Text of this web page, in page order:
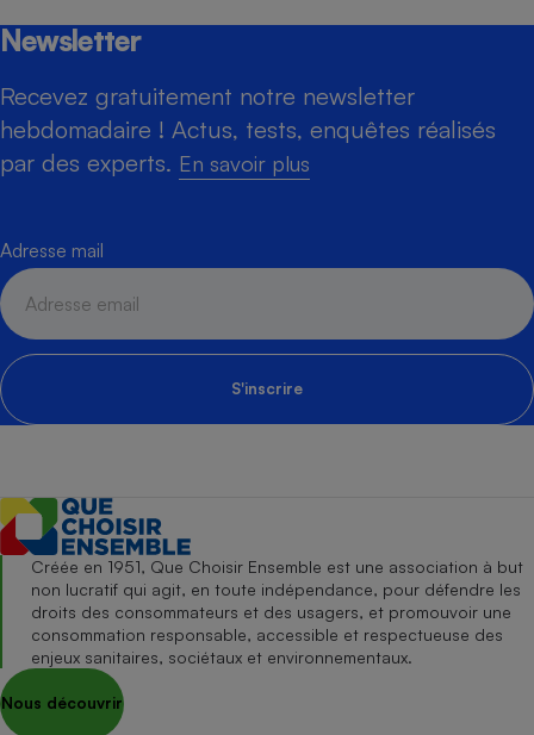
Newsletter
Recevez gratuitement notre newsletter
hebdomadaire ! Actus, tests, enquêtes réalisés
par des experts. En savoir plus
Adresse mail
S'inscrire
Créée en 1951, Que Choisir Ensemble est une association à but
non lucratif qui agit, en toute indépendance, pour défendre les
droits des consommateurs et des usagers, et promouvoir une
consommation responsable, accessible et respectueuse des
enjeux sanitaires, sociétaux et environnementaux.
Nous découvrir